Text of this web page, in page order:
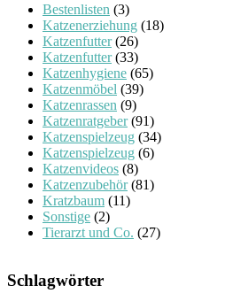
Bestenlisten (3)
Katzenerziehung (18)
Katzenfutter(26)
Katzenfutter(33)
Katzenhygiene (65)
Katzenmöbel (39)
Katzenrassen (9)
Katzenratgeber(91)
Katzenspielzeug (34)
Katzenspielzeug (6)
Katzenvideos (8)
Katzenzubehör(81)
Kratzbaum (11)
Sonstige (2)
Tierarzt und Co. (27)
Schlagwörter